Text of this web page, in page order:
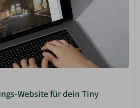
Website für dein Tiny